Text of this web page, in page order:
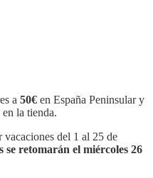
a 50€ en España Peninsular y
la tienda.
del 1 al 25 de
se retomarán el miércoles 26